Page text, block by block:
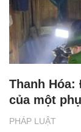
PHÁP LUẬT
Thanh
của một